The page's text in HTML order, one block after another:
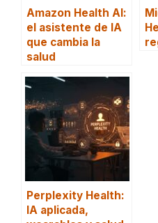
Amazon Health AI:
el asistente de IA
que cambia la
salud
Perplexity Health:
IA aplicada,